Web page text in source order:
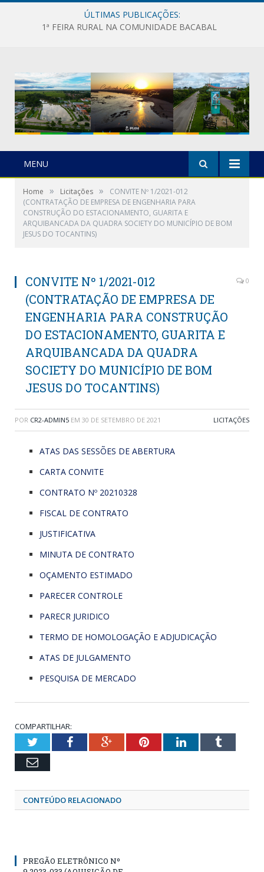
ÚLTIMAS PUBLICAÇÕES:
1ª FEIRA RURAL NA COMUNIDADE BACABAL
MENU
Home » Licitações »
CONVITE Nº 1/2021-012
(CONTRATAÇÃO DE EMPRESA DE ENGENHARIA PARA
CONSTRUÇÃO DO ESTACIONAMENTO, GUARITA E
ARQUIBANCADA DA QUADRA SOCIETY DO MUNICÍPIO DE BOM
JESUS DO TOCANTINS)
CONVITE Nº 1/2021-012
(CONTRATAÇÃO DE EMPRESA DE
ENGENHARIA PARA CONSTRUÇÃO
DO ESTACIONAMENTO, GUARITA E
ARQUIBANCADA DA QUADRA
SOCIETY DO MUNICÍPIO DE BOM
JESUS DO TOCANTINS)
0
POR CR2-ADMIN5 EM 30 DE SETEMBRO DE 2021 LICITAÇÕES
ATAS DAS SESSÕES DE ABERTURA
CARTA CONVITE
CONTRATO Nº 20210328
FISCAL DE CONTRATO
JUSTIFICATIVA
MINUTA DE CONTRATO
OÇAMENTO ESTIMADO
PARECER CONTROLE
PARECR JURIDICO
TERMO DE HOMOLOGAÇÃO E ADJUDICAÇÃO
ATAS DE JULGAMENTO
PESQUISA DE MERCADO
COMPARTILHAR:
TwitterFacebookGoogle+PinterestLinkedInTumblr
Email
CONTEÚDO RELACIONADO
PREGÃO ELETRÔNICO Nº